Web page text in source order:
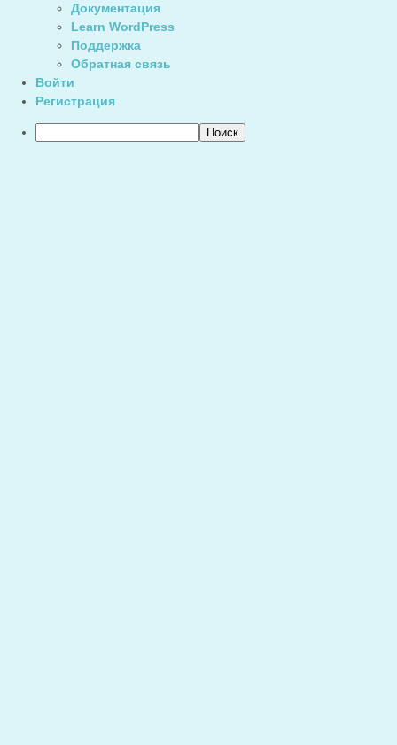
Документация
Learn WordPress
Поддержка
Обратная связь
Войти
Регистрация
Поиск